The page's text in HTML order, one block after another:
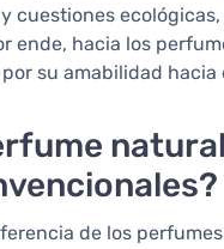
cuestiones
ende, hacia los
su amabilidad hacia
de los